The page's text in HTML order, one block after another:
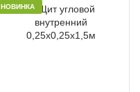
НОВИНКА